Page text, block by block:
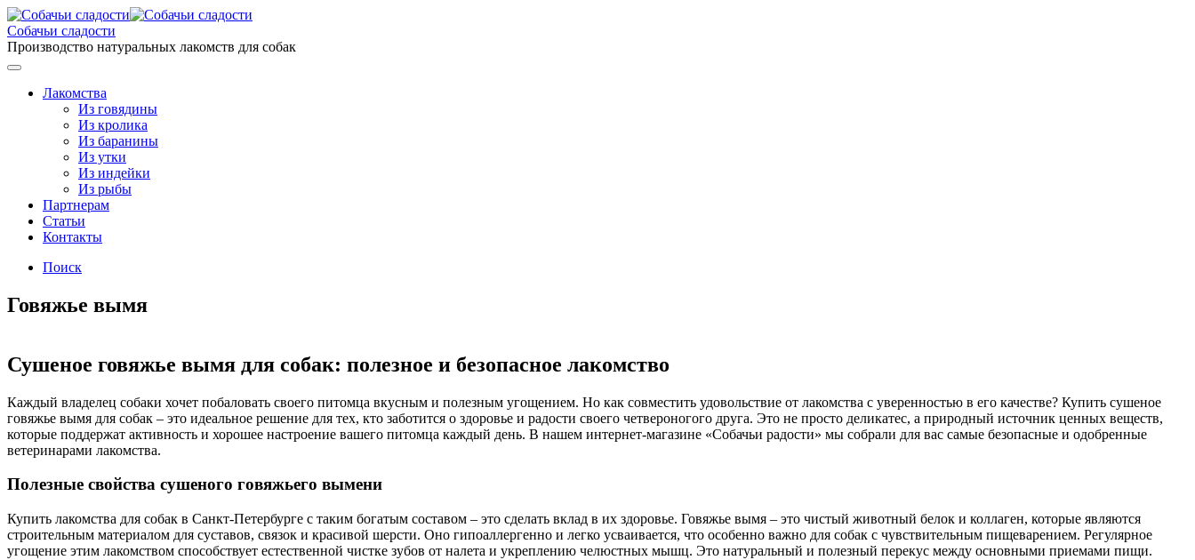
Перейти
к
содержанию
Собачьи сладости
Производство натуральных лакомств для собак
Меню
Лакомства
Из говядины
Из кролика
Из баранины
Из утки
Из индейки
Из рыбы
Партнерам
Cтатьи
Контакты
Поиск
Говяжье вымя
Сушеное говяжье вымя для собак: полезное и безопасное лакомство
Каждый владелец собаки хочет побаловать своего питомца вкусным и полезным угощением. Но как совместить удовольствие от лакомства с уверенностью в его качестве? Купить сушеное
говяжье вымя для собак – это идеальное решение для тех, кто заботится о здоровье и радости своего четвероногого друга. Это не просто деликатес, а природный источник ценных веществ,
которые поддержат активность и хорошее настроение вашего питомца каждый день. В нашем интернет-магазине «Собачьи радости» мы собрали для вас самые безопасные и одобренные
ветеринарами лакомства.
Полезные свойства сушеного говяжьего вымени
Купить лакомства для собак в Санкт-Петербурге с таким богатым составом – это сделать вклад в их здоровье. Говяжье вымя – это чистый животный белок и коллаген, которые являются
строительным материалом для суставов, связок и красивой шерсти. Оно гипоаллергенно и легко усваивается, что особенно важно для собак с чувствительным пищеварением. Регулярное
угощение этим лакомством способствует естественной чистке зубов от налета и укреплению челюстных мышц. Это натуральный и полезный перекус между основными приемами пищи.